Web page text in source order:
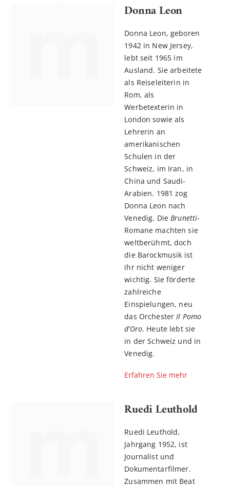
Donna Leon
Donna Leon, geboren
1942 in New Jersey,
lebt seit 1965 im
Ausland. Sie arbeitete
als Reiseleiterin in
Rom, als
Werbetexterin in
London sowie als
Lehrerin an
amerikanischen
Schulen in der
Schweiz, im Iran, in
China und Saudi-
Arabien. 1981 zog
Donna Leon nach
Venedig. Die Brunetti-
Romane machten sie
weltberühmt, doch
die Barockmusik ist
ihr nicht weniger
wichtig. Sie förderte
zahlreiche
Einspielungen, neu
das Orchester Il Pomo
d’Oro. Heute lebt sie
in der Schweiz und in
Venedig.
Erfahren Sie mehr
Ruedi Leuthold
Ruedi Leuthold,
Jahrgang 1952, ist
Journalist und
Dokumentarfilmer.
Zusammen mit Beat